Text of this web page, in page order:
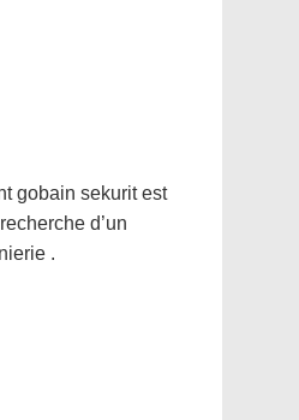
gobain sekurit est
d’un
.